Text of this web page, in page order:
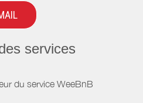
services
du service WeeBnB